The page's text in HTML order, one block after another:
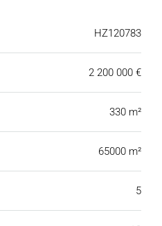
HZ120783
2 200 000 €
330 m²
65000 m²
5